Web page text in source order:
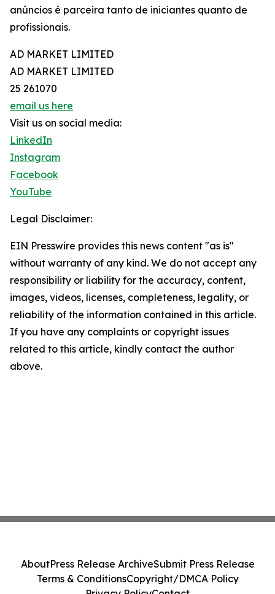
anúncios é parceira tanto de iniciantes quanto de
profissionais.
AD MARKET LIMITED
AD MARKET LIMITED
25 261070
email us here
Visit us on social media:
LinkedIn
Instagram
Facebook
YouTube
Legal Disclaimer:
EIN Presswire provides this news content "as is"
without warranty of any kind. We do not accept any
responsibility or liability for the accuracy, content,
images, videos, licenses, completeness, legality, or
reliability of the information contained in this article.
If you have any complaints or copyright issues
related to this article, kindly contact the author
above.
AboutPress Release ArchiveSubmit Press Release
Terms & ConditionsCopyright/DMCA Policy